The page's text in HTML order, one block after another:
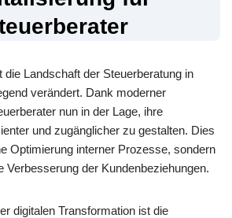
die Landschaft der Steuerberatung in
verändert. Dank moderner
nun in der Lage, ihre
und zugänglicher zu gestalten. Dies
Optimierung interner Prozesse, sondern
Verbesserung der Kundenbeziehungen.
digitalen Transformation ist die